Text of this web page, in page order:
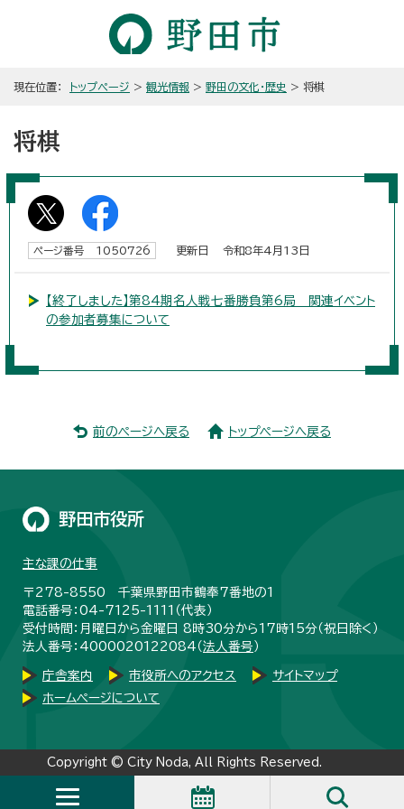
現在位置： トップページ > 観光情報 > 野田の文化・歴史 > 将棋
将棋
ページ番号 1050726 更新日 令和8年4月13日
【終了しました】第84期名人戦七番勝負第6局 関連イベント
の参加者募集について
前のページへ戻る トップページへ戻る
野田市役所
主な課の仕事
〒278-8550 千葉県野田市鶴奉7番地の1
電話番号：04-7125-1111（代表）
受付時間：月曜日から金曜日 8時30分から17時15分（祝日除く）
法人番号：4000020122084（法人番号 ）
庁舎案内 市役所へのアクセス
サイトマップ
ホームページについて
Copyright © City Noda, All Rights Reserved.